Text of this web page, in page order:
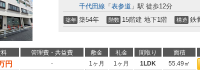
千代田線 「 表参道 」駅 徒歩12分
築年 築54年 階数 15階建 地下1階 構造 鉄
管理費・共益費 敷金 礼金 間取り 面積
円 - 1ヶ月 1ヶ月 1LDK 55.49㎡